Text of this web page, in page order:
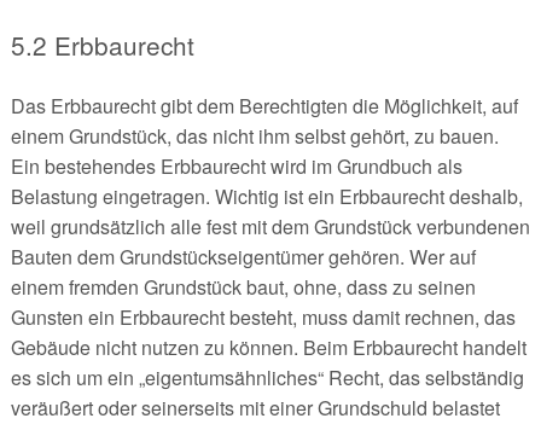
5.2 Erbbaurecht
Das Erbbaurecht gibt dem Berechtigten die Möglichkeit, auf
einem Grundstück, das nicht ihm selbst gehört, zu bauen.
Ein bestehendes Erbbaurecht wird im Grundbuch als
Belastung eingetragen. Wichtig ist ein Erbbaurecht deshalb,
weil grundsätzlich alle fest mit dem Grundstück verbundenen
Bauten dem Grundstückseigentümer gehören. Wer auf
einem fremden Grundstück baut, ohne, dass zu seinen
Gunsten ein Erbbaurecht besteht, muss damit rechnen, das
Gebäude nicht nutzen zu können. Beim Erbbaurecht handelt
es sich um ein „eigentumsähnliches“ Recht, das selbständig
veräußert oder seinerseits mit einer Grundschuld belastet